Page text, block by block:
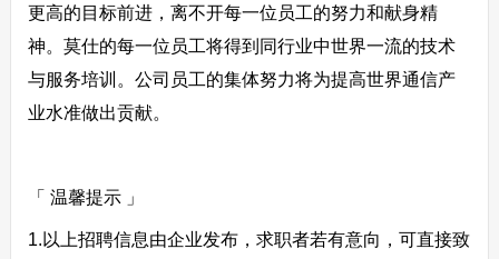
更高的目标前进，离不开每一位员工的努力和献身精
神。莫仕的每一位员工将得到同行业中世界一流的技术
与服务培训。公司员工的集体努力将为提高世界通信产
业水准做出贡献。
「 温馨提示 」
1.以上招聘信息由企业发布，求职者若有意向，可直接致